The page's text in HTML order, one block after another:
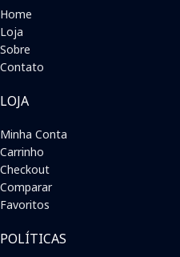
Home
Loja
Sobre
Contato
LOJA
Minha Conta
Carrinho
Checkout
Comparar
Favoritos
POLÍTICAS